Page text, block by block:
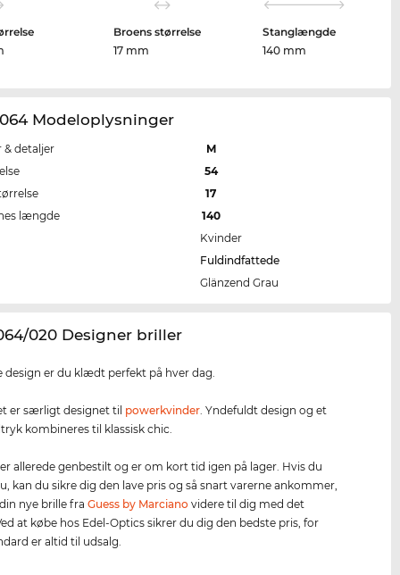
Broens størrelse
17 mm
Stanglængde
140 mm
Modeloplysninger
& detaljer
M
54
17
længde
140
Kvinder
Fuldindfattede
Glänzend Grau
020 Designer briller
design er du klædt perfekt på hver dag.
er særligt designet til powerkvinder. Yndefuldt design og et
kombineres til klassisk chic.
allerede genbestilt og er om kort tid igen på lager. Hvis du
kan du sikre dig den lave pris og så snart varerne ankommer,
nye brille fraGuess by Marciano videre til dig med det
at købe hos Edel-Optics sikrer du dig den bedste pris, for
er altid til udsalg.